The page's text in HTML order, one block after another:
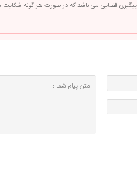
قضایی می باشد که در صورت هر گونه